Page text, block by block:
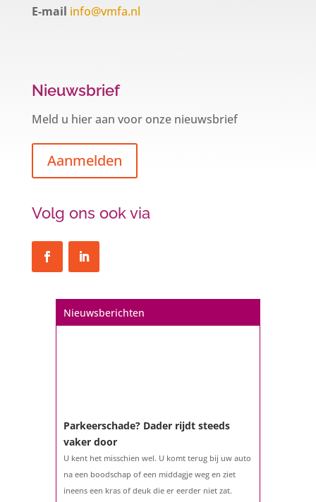
E-mail info@vmfa.nl
Nieuwsbrief
Meld u hier aan voor onze nieuwsbrief
Aanmelden
Volg ons ook via
Nieuwsberichten
Parkeerschade? Dader rijdt steeds
vaker door
U kent het misschien wel. U komt terug bij uw auto
na een boodschap of een middagje weg en ziet
ineens een kras of deuk die er eerder niet zat.